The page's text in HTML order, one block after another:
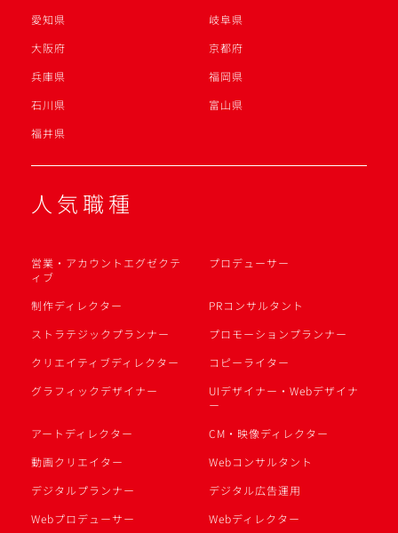
愛知県
岐阜県
大阪府
京都府
兵庫県
福岡県
石川県
富山県
福井県
人気職種
営業・アカウントエグゼクテ
ィブ
プロデューサー
制作ディレクター
PRコンサルタント
ストラテジックプランナー
プロモーションプランナー
クリエイティブディレクター
コピーライター
グラフィックデザイナー
UIデザイナー・Webデザイナ
ー
アートディレクター
CM・映像ディレクター
動画クリエイター
Webコンサルタント
デジタルプランナー
デジタル広告運用
Webプロデューサー
Webディレクター